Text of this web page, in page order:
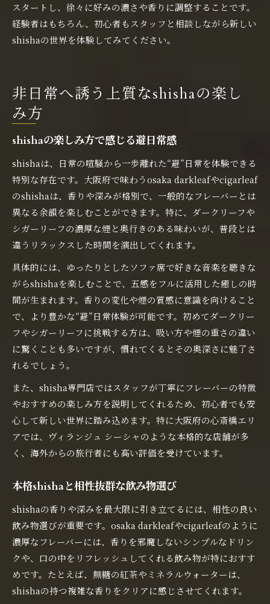
スタートし、徐々に好みの濃さや香りに調整することです。
経験者はもちろん、初心者もスタッフと相談しながら新しい
shishaの世界を体験してみてください。
非日常へ誘う上質なshishaの楽し
み方
shishaの楽しみ方で感じる避日常感
shishaは、日常の喧騒から一歩離れた“避”日常を体験できる
特別な存在です。大阪府で味わうosaka darkleafやcigarleaf
のshishaは、香りや深みが格別で、一般的なフレーバーとは
異なる余韻を楽しむことができます。特に、ダークリーフや
シガーリーフの濃厚な煙と奥行きのある味わいが、普段とは
違うリラックスした時間を演出してくれます。
具体的には、ゆったりとしたソファ席で好きな音楽を聴きな
がらshishaを楽しむことで、五感をフルに活用した癒しの時
間が生まれます。香りの変化や煙の質感に意識を向けること
で、より豊かな“避”日常体験が可能です。初めてダークリー
フやシガーリーフに挑戦する方は、吸い方や煙の重さの違い
に驚くことも多いですが、慣れてくるとその奥深さに魅了さ
れるでしょう。
また、shisha専門店ではスタッフが丁寧にフレーバーの特徴
やおすすめの楽しみ方を説明してくれるため、初心者でも安
心して新しい世界に踏み込めます。特に大阪府の心斎橋エリ
アでは、ヴィランジュ シーシャのような本格的な店舗が多
く、海外からの旅行者にも高い評価を受けています。
本格shishaと相性抜群な飲み物選び
shishaの香りや深みを最大限に引き立てるには、相性の良い
飲み物選びが重要です。osaka darkleafやcigarleafのように
濃厚なフレーバーには、香りを邪魔しないシンプルなドリン
クや、口の中をリフレッシュしてくれる飲み物が特におすす
めです。たとえば、無糖の紅茶やミネラルウォーターは、
shishaの持つ複雑な香りをクリアに感じさせてくれます。